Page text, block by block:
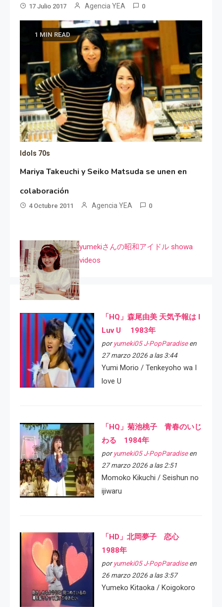
17 Julio 2017 Agencia YEA 0
1 MIN READ
Idols 70s
Mariya Takeuchi y Seiko Matsuda se unen en
colaboración
4 Octubre 2011 Agencia YEA 0
yumekiさんの昭和アイドル showa
videos
「HQ」森尾由美 天気予報は I
Luv U 1983年
por yumeki05 J-PopParadiseen
27 marzo 2026 a las 3:44
Yumi Morio / Tenkeyoho wa I
love U
「HQ」菊池桃子 青春のいじ
わる 1984年
por yumeki05 J-PopParadiseen
27 marzo 2026 a las 2:51
Momoko Kikuchi / Seishun no
ijiwaru
「HD」北岡夢子 恋心
1988年
por yumeki05 J-PopParadiseen
26 marzo 2026 a las 3:57
Yumeko Kitaoka / Koigokoro